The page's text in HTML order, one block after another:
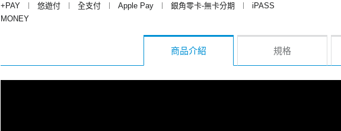
+PAY
︱ 悠遊付 ︱ 全支付 ︱ Apple Pay ︱ 銀角零卡-無卡分期 ︱
iPASS
MONEY
商品介紹 規格